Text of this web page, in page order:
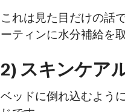
これは見た目だけの話
ーティンに水分補給を
2) スキンケア
ベッドに倒れ込むよう